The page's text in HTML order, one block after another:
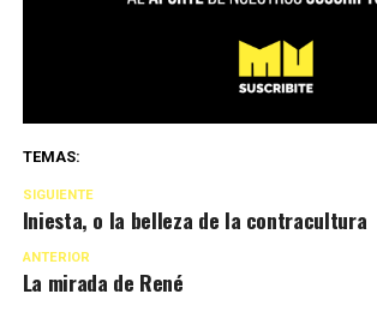
TEMAS:
SIGUIENTE
Iniesta, o la belleza de la contracultura
ANTERIOR
La mirada de René